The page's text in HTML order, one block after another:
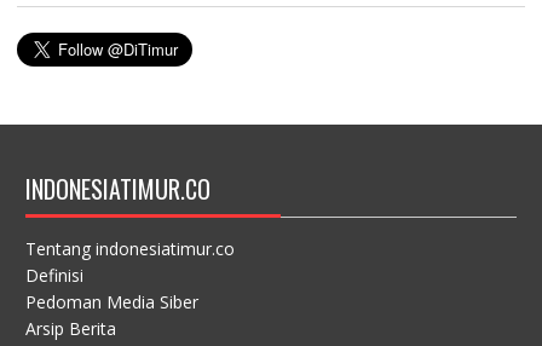
INDONESIATIMUR.CO
Tentang indonesiatimur.co
Definisi
Pedoman Media Siber
Arsip Berita